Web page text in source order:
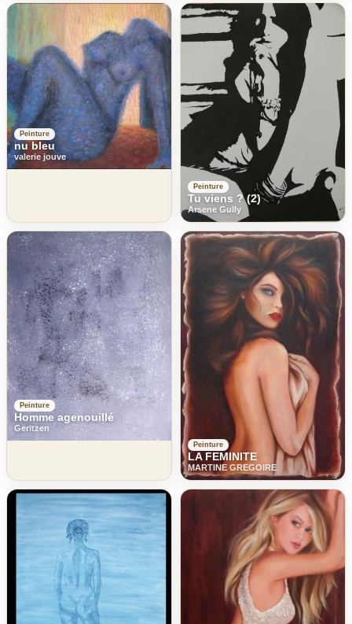
Peinture
nu bleu
valerie jouve
Peinture
Tu viens ? (2)
Arsene Gully
Peinture
Homme agenouillé
Geritzen
Peinture
LA FEMINITE
MARTINE GREGOIRE